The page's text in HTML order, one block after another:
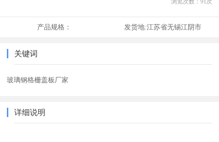
浏览次数： 91次
产品规格： 发货地:江苏省无锡江阴市
关键词
玻璃钢格栅盖板厂家
详细说明